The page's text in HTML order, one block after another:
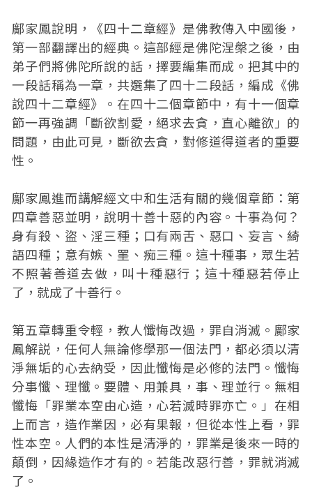
鄺家鳳說明，《四十二章經》是佛教傳入中國後，
第一部翻譯出的經典。這部經是佛陀涅槃之後，由
弟子們將佛陀所說的話，擇要編集而成。把其中的
一段話稱為一章，共選集了四十二段話，編成《佛
說四十二章經》。在四十二個章節中，有十一個章
節一再強調「斷欲割愛，絕求去貪，直心離欲」的
問題，由此可見，斷欲去貪，對修道得道者的重要
性。
鄺家鳳進而講解經文中和生活有關的幾個章節：第
四章善惡並明，說明十善十惡的內容。十事為何？
身有殺、盜、淫三種；口有兩舌、惡口、妄言、綺
語四種；意有嫉、罣、痴三種。這十種事，眾生若
不照著善道去做，叫十種惡行；這十種惡若停止
了，就成了十善行。
第五章轉重令輕，教人懺悔改過，罪自消滅。鄺家
鳳解説，任何人無論修學那一個法門，都必須以清
淨無垢的心去納受，因此懺悔是必修的法門。懺悔
分事懺、理懺。要體、用兼具，事、理並行。無相
懺悔「罪業本空由心造，心若滅時罪亦亡。」在相
上而言，造作業因，必有果報，但從本性上看，罪
性本空。人們的本性是清淨的，罪業是後來一時的
顛倒，因緣造作才有的。若能改惡行善，罪就消滅
了。